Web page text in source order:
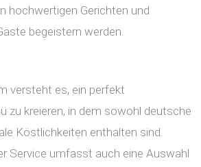
hochwertigen Gerichten und
begeistern werden.
versteht es, ein perfekt
zu kreieren, in dem sowohl deutsche
Köstlichkeiten enthalten sind.
Service umfasst auch eine Auswahl